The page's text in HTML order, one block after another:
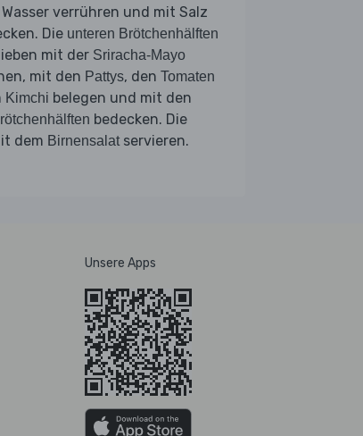
verrühren und mit Salz
Die unteren Brötchenhälften
mit der Sriracha-Mayo
mit den Pattys, den Tomaten
Kimchi belegen und mit den
bedecken. Die
dem Birnensalat servieren.
Unsere Apps